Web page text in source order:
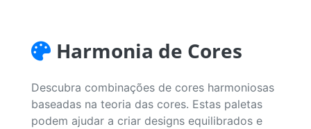
Harmonia de Cores
Descubra combinações de cores harmoniosas
baseadas na teoria das cores. Estas paletas
podem ajudar a criar designs equilibrados e